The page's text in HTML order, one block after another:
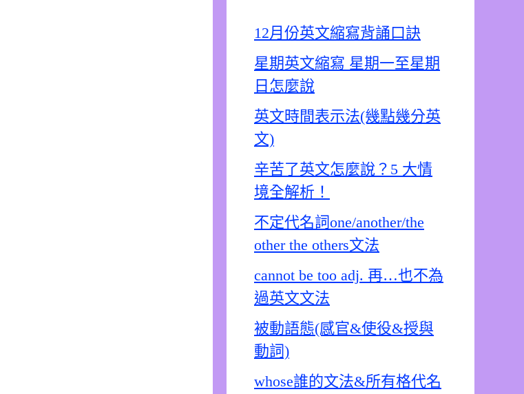
12月份英文縮寫背誦口訣
星期英文縮寫 星期一至星期
日怎麼說
英文時間表示法(幾點幾分英
文)
辛苦了英文怎麼說？5 大情
境全解析！
不定代名詞one/another/the
other the others文法
cannot be too adj. 再…也不為
過英文文法
被動語態(感官&使役&授與
動詞)
whose誰的文法&所有格代名